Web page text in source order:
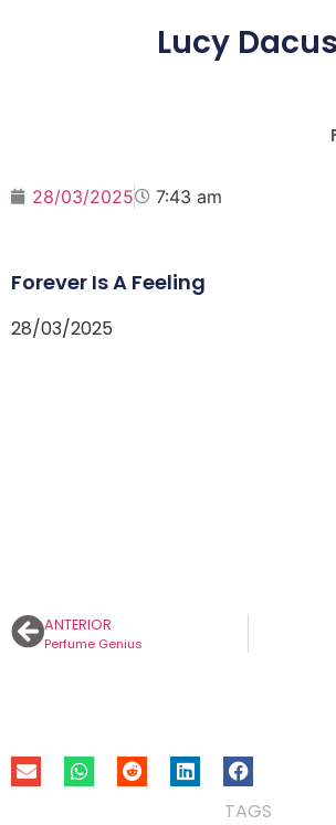
Lucy Dacus
28/03/2025 7:43 am
Forever Is A Feeling
28/03/2025
ANTERIOR
Perfume Genius
TAGS